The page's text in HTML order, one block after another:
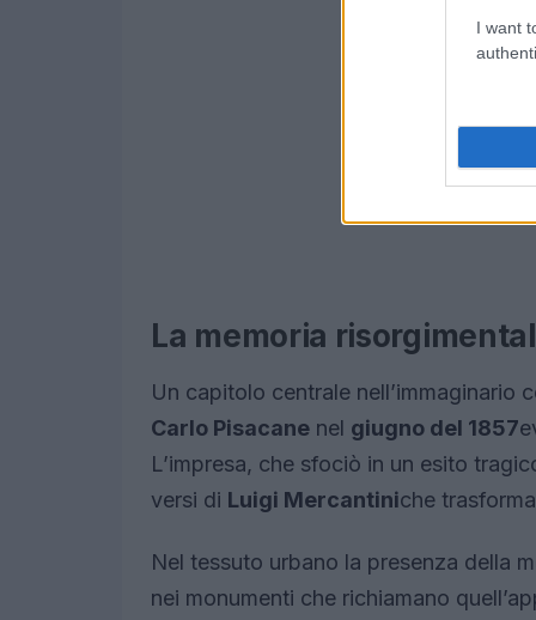
I want
La memoria
Un capitolo centrale
Carlo Pisacane nel giugno del 1857
L’impresa, che sfociò in un esito
versi di Luigi Mercantiniche
Nel tessuto urbano la presenza della
nei monumenti che richiamano